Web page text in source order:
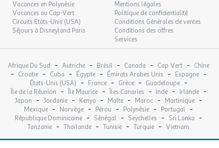
Mobil home Premium 4 pièces 6 personnes
Mobil home Premium 4 pièces 6 personnes avec :
Coin cuisine équipé
2 chambres avec deux lits simples
Salle de douche
WC séparés
Terrasse bois couverte
L'hébergement comprend :
Plaque de cuisson à gaz, réfrigérateur/congélateur,
cafetière électrique, micro-ondes, vaisselle, ustensiles de
Vacances en Polynésie
Vacances au Cap-Vert
Circuits Etats-Unis (USA)
Séjours à Disneyland Paris
Mentions légales
Politique de confidentialité
Conditions Générales de ventes
Conditions des offres
Services
Afrique Du Sud - Autriche - Brésil - Canada - Cap Vert - Chine
- Croatie - Cuba - Égypte - Émirats Arabes Unis - Espagne -
États-Unis (USA) - France - Grèce - Guadeloupe -
Île de la Réunion - Île Maurice - Îles Canaries - Inde - Irlande -
Japon - Jordanie - Kenya - Malte - Maroc - Martinique -
Mexique - Norvège - Pérou - Polynésie - Portugal -
République Dominicaine - Sénégal - Seychelles - Sri Lanka -
Tanzanie - Thaïlande - Tunisie - Turquie - Vietnam